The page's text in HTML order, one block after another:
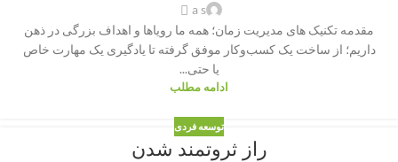
a s
مقدمه تکنیک های مدیریت زمان؛ همه ما رویاها و اهداف بزرگی در ذهن
داریم؛ از ساخت یک کسب‌وکار موفق گرفته تا یادگیری یک مهارت خاص
یا حتی...
ادامه مطلب
توسعه فردی
راز ثروتمند شدن